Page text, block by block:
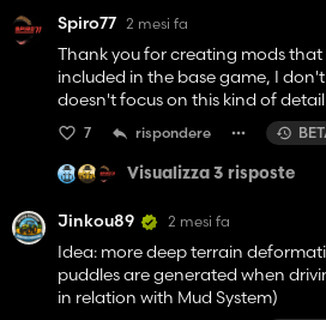
Spiro77 2 mesi fa
Thank you for creating mods
included in the base game, I
doesn't focus on this kind of
7 rispondere
Visualizza 3 risposte
Jinkou89 2 mesi fa
Idea: more deep terrain
puddles are generated when
in relation with Mud System)